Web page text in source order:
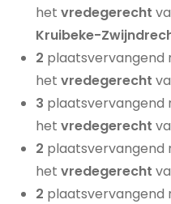
het vredegerecht
Kruibeke-
2 plaatsvervangend
het vredegerecht
3 plaatsvervangend
het vredegerecht
2 plaatsvervangend
het vredegerecht
2 plaatsvervangend